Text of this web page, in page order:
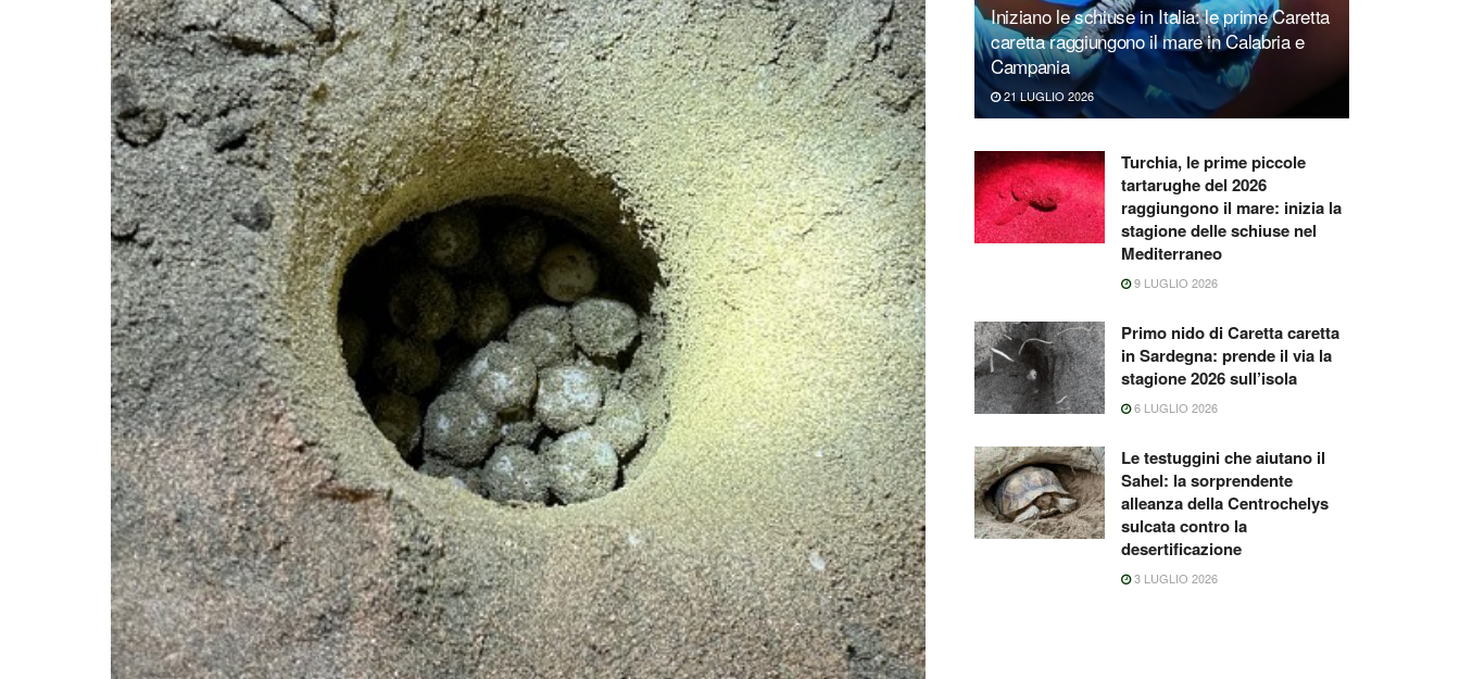
Iniziano le schiuse in Italia: le prime Caretta
caretta raggiungono il mare in Calabria e
Campania
21 LUGLIO 2026
Turchia, le prime piccole
tartarughe del 2026
raggiungono il mare: inizia la
stagione delle schiuse nel
Mediterraneo
9 LUGLIO 2026
Primo nido di Caretta caretta
in Sardegna: prende il via la
stagione 2026 sull’isola
6 LUGLIO 2026
Le testuggini che aiutano il
Sahel: la sorprendente
alleanza della Centrochelys
sulcata contro la
desertificazione
3 LUGLIO 2026